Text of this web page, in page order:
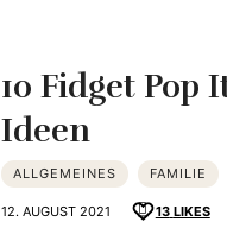
10 Fidget Pop
Ideen
ALLGEMEINES FAMILIE
12. AUGUST 2021 13 LIKES